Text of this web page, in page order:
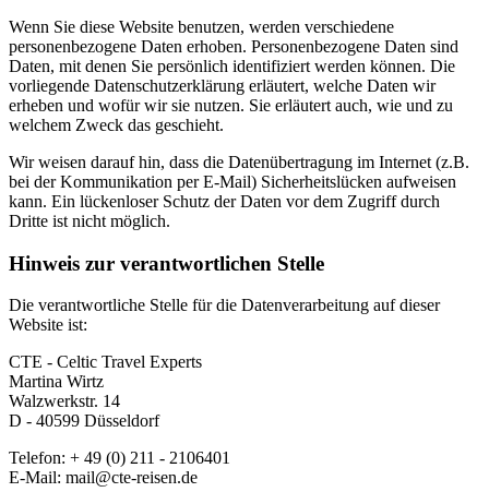
Wenn Sie diese Website benutzen, werden verschiedene
personenbezogene Daten erhoben. Personenbezogene Daten sind
Daten, mit denen Sie persönlich identifiziert werden können. Die
vorliegende Datenschutzerklärung erläutert, welche Daten wir
erheben und wofür wir sie nutzen. Sie erläutert auch, wie und zu
welchem Zweck das geschieht.
Wir weisen darauf hin, dass die Datenübertragung im Internet (z.B.
bei der Kommunikation per E-Mail) Sicherheitslücken aufweisen
kann. Ein lückenloser Schutz der Daten vor dem Zugriff durch
Dritte ist nicht möglich.
Hinweis zur verantwortlichen Stelle
Die verantwortliche Stelle für die Datenverarbeitung auf dieser
Website ist:
CTE - Celtic Travel Experts
Martina Wirtz
Walzwerkstr. 14
D - 40599 Düsseldorf
Telefon: + 49 (0) 211 - 2106401
E-Mail: mail@cte-reisen.de